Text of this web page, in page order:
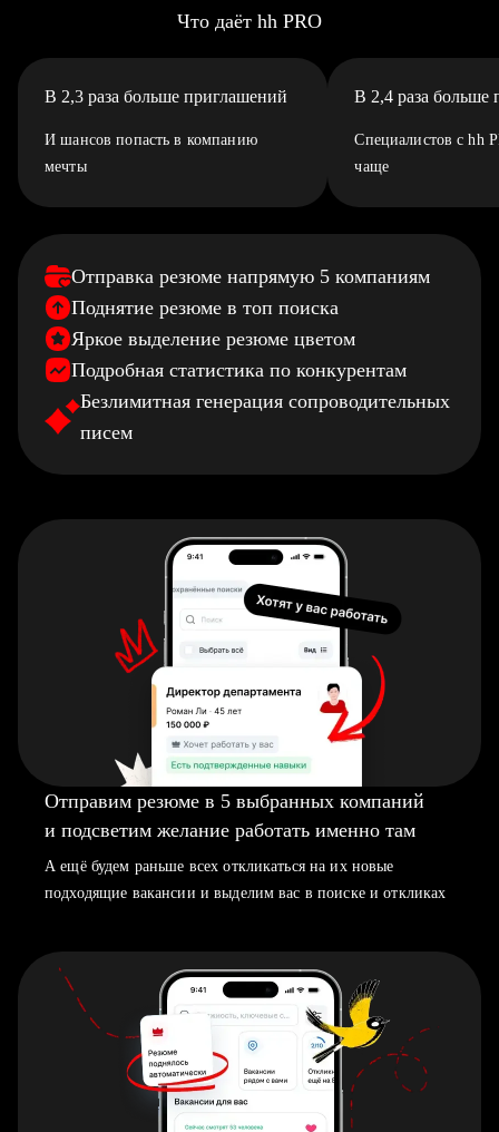
Что даёт hh PRO
В 2,3 раза больше приглашений
И шансов попасть в компанию
мечты
В 2,4 раза больше
Специалистов с hh
чаще
Отправка резюме напрямую 5 компаниям
Поднятие резюме в топ поиска
Яркое выделение резюме цветом
Подробная статистика по конкурентам
Безлимитная генерация сопроводительных
писем
Отправим резюме в 5 выбранных компаний
и подсветим желание работать именно там
А ещё будем раньше всех откликаться на их новые
подходящие вакансии и выделим вас в поиске и откликах